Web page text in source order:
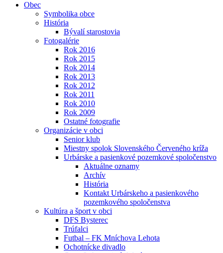
Obec
Symbolika obce
História
Bývalí starostovia
Fotogalérie
Rok 2016
Rok 2015
Rok 2014
Rok 2013
Rok 2012
Rok 2011
Rok 2010
Rok 2009
Ostatné fotografie
Organizácie v obci
Senior klub
Miestny spolok Slovenského Červeného kríža
Urbárske a pasienkové pozemkové spoločenstvo
Aktuálne oznamy
Archív
História
Kontakt Urbárskeho a pasienkového
pozemkového spoločenstva
Kultúra a šport v obci
DFS Bysterec
Trúfalci
Futbal – FK Mníchova Lehota
Ochotnícke divadlo